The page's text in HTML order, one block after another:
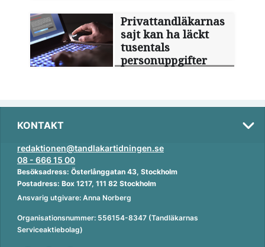
Privattandläkarnas
sajt kan ha läckt
tusentals
personuppgifter
KONTAKT
redaktionen@tandlakartidningen.se
08 - 666 15 00
Besöksadress: Österlånggatan 43, Stockholm
Postadress: Box 1217, 111 82 Stockholm
Ansvarig utgivare: Anna Norberg
Organisationsnummer: 556154-8347 (Tandläkarnas
Serviceaktiebolag)